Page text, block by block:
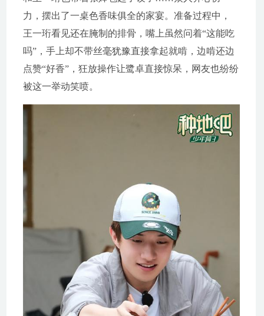
力，摆出了一桌色香味俱全的家宴。准备过程中，
王一珩看见还在腌制的排骨，嘴上虽然问着“这能吃
吗”，手上却不带丝毫犹豫直接拿起就啃，边啃还边
点赞“好香”，狂放操作让鹭卓直接惊呆，网友也纷纷
被这一举动笑喷。